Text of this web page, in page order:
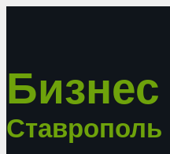
Бизнес
Ставрополь